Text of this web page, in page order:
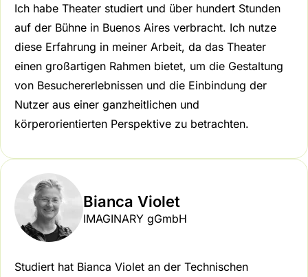
Ich habe Theater studiert und über hundert Stunden
auf der Bühne in Buenos Aires verbracht. Ich nutze
diese Erfahrung in meiner Arbeit, da das Theater
einen großartigen Rahmen bietet, um die Gestaltung
von Besuchererlebnissen und die Einbindung der
Nutzer aus einer ganzheitlichen und
körperorientierten Perspektive zu betrachten.
Bianca Violet
IMAGINARY gGmbH
Studiert hat Bianca Violet an der Technischen